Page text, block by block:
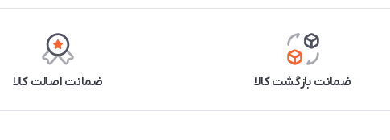
ضمانت بازگشت کالا ضمانت اصالت کالا